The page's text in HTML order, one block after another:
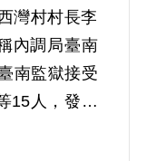
灣村村長李
內調局臺南
南監獄接受
15人，發展